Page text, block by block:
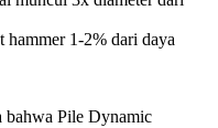
hammer 1-2% dari daya
bahwa Pile Dynamic